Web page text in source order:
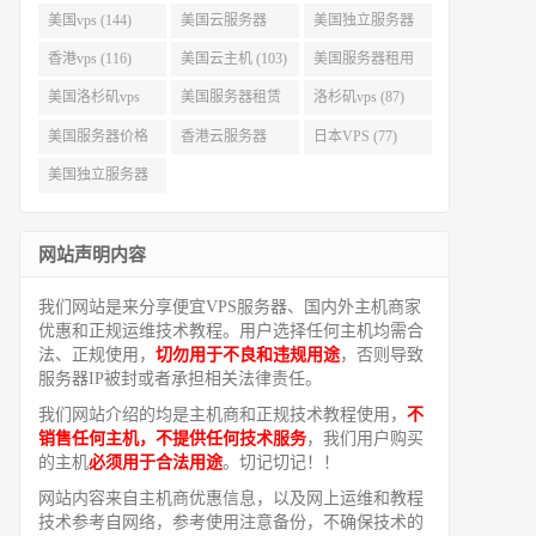
美国vps (144) 美国云服务器
(143)
美国独立服务器
(118)
香港vps (116) 美国云主机 (103) 美国服务器租用
(99)
美国洛杉矶vps
(94)
美国服务器租赁
(91)
洛杉矶vps (87)
美国服务器价格
(82)
香港云服务器 日本VPS (77)
美国独立服务器
网站声明内容
我们网站是来分享便宜VPS服务器、国内外主机商家
优惠和正规运维技术教程。用户选择任何主机均需合
法、正规使用， 切勿用于不良和违规用途，否则导致
服务器IP被封或者承担相关法律责任。
我们网站介绍的均是主机商和正规技术教程使用， 不
销售任何主机，不提供任何技术服务，我们用户购买
的主机必须用于合法用途。切记切记！！
网站内容来自主机商优惠信息，以及网上运维和教程
技术参考自网络，参考使用注意备份，不确保技术的